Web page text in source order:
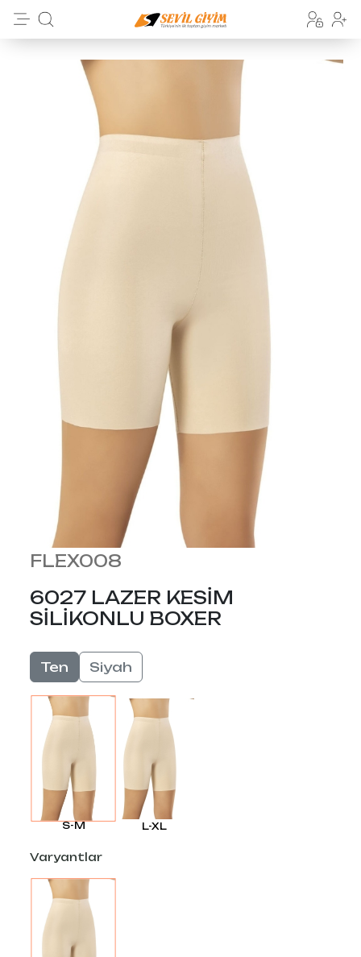
FLEX008
6027 LAZER KESİM
SİLİKONLU BOXER
Ten Siyah
S-M L-XL
Varyantlar